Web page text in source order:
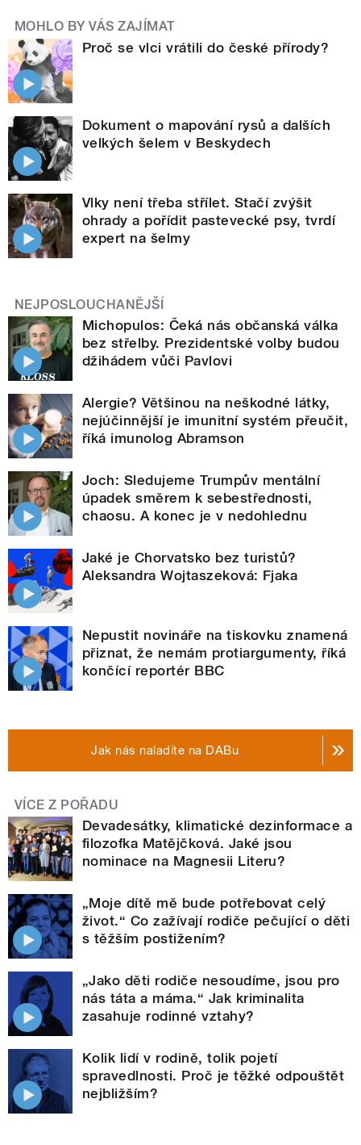
MOHLO BY VÁS ZAJÍMAT
Proč se vlci vrátili do české přírody?
Dokument o mapování rysů a dalších
velkých šelem v Beskydech
Vlky není třeba střílet. Stačí zvýšit
ohrady a pořídit pastevecké psy, tvrdí
expert na šelmy
NEJPOSLOUCHANĚJŠÍ
Michopulos: Čeká nás občanská válka
bez střelby. Prezidentské volby budou
džihádem vůči Pavlovi
Alergie? Většinou na neškodné látky,
nejúčinnější je imunitní systém přeučit,
říká imunolog Abramson
Joch: Sledujeme Trumpův mentální
úpadek směrem k sebestřednosti,
chaosu. A konec je v nedohlednu
Jaké je Chorvatsko bez turistů?
Aleksandra Wojtaszeková: Fjaka
Nepustit novináře na tiskovku znamená
přiznat, že nemám protiargumenty, říká
končící reportér BBC
Jak nás naladíte na DABu
VÍCE Z POŘADU
Devadesátky, klimatické dezinformace a
filozofka Matějčková. Jaké jsou
nominace na Magnesii Literu?
„Moje dítě mě bude potřebovat celý
život.“ Co zažívají rodiče pečující o děti
s těžším postižením?
„Jako děti rodiče nesoudíme, jsou pro
nás táta a máma.“ Jak kriminalita
zasahuje rodinné vztahy?
Kolik lidí v rodině, tolik pojetí
spravedlnosti. Proč je těžké odpouštět
nejbližším?